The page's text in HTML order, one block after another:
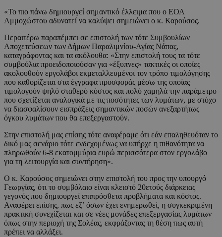
«Το πιο πάνω δημιουργεί σημαντικό έλλειμα που ο ΕΟΑ
Αμμοχώστου αδυνατεί να καλύψει σημειώνει ο κ. Καρούσος.
Περαιτέρω παραπέμπει σε επιστολή των τότε Συμβουλίων
Αποχετεύσεων των Δήμων Παραλιμνίου-Αγίας Νάπας,
καταγράφοντας και τα ακόλουθα: «Στην επιστολή τους τα τότε
συμβούλια προειδοποιούσαν για «έξυπνες» τακτικές οι οποίες
ακολουθούν εργολάβοι εκμεταλλευμένοι τον τρόπο τιμολόγησης
που καθορίζεται στα έγγραφα προσφοράς μέσω της οποίας
τιμολογούν ψηλό σταθερό κόστος και πολύ χαμηλά την παράμετρο
που σχετίζεται αναλογικά με τις ποσότητες των λυμάτων, με στόχο
να διασφαλίσουν εισπράξεις σημαντικών ποσών ανεξαρτήτως
όγκου λυμάτων που θα επεξεργαστούν.
Στην επιστολή μας επίσης τότε αναφέραμε ότι εάν επαληθευόταν το
δικό μας σενάριο τότε ενδεχομένως να υπήρχε η πιθανότητα να
πληρωθούν 6-8 εκατομμύρια ευρώ περισσότερα στον εργολάβο
για τη λειτουργία και συντήρηση».
Ο κ. Καρούσος σημειώνει στην επιστολή του προς την υπουργό
Γεωργίας, ότι το συμβόλαιο είναι κλειστό 20ετούς διάρκειας
γεγονός που δημιουργεί επιπρόσθετα προβλήματα και κόστος.
Αναφέρει επίσης, πως εξ’ όσων έχει ενημερωθεί, η συγκεκριμένη
πρακτική συνεχίζεται και σε νέες μονάδες επεξεργασίας λυμάτων
όπως στην περιοχή της Σολέας, εκφράζοντας τη θέση πως αυτή
πρέπει να αλλάξει.